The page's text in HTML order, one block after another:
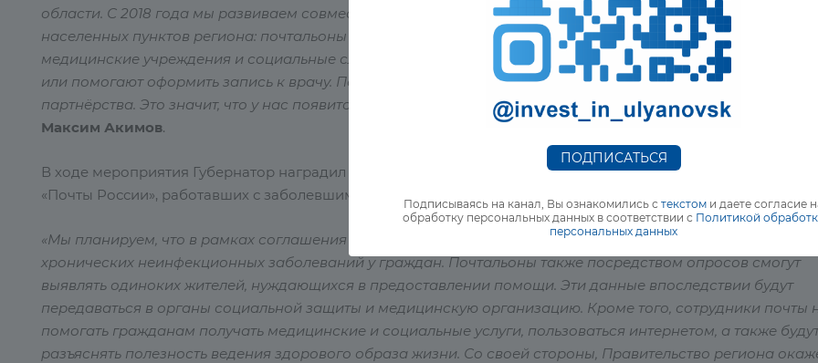
области. С 2018 года мы развиваем совместный проект по оказанию социальной помощи жителям
населенных пунктов региона: почтальоны проводят анкетирование, собирают данные для передачи в
медицинские учреждения и социальные службы, вызывают скорую помощь, если видят такую
или помогают оформить запись к врачу. Подписанное соглашение поможет расширить географию нашего
партнёрства. Это значит, что у нас появится возможность помочь еще большему числу людей», - сообщил
Максим Акимов.
В ходе мероприятия Губернатор наградил благодарственными письмами сотрудников регионального
«Почты России», работавших с заболевшими COVID-19 клиентами в апреле – июне 2020 года.
«Мы планируем, что в рамках соглашения «Почта России» начнёт проводить опросы на раннее выявление
хронических неинфекционных заболеваний у граждан. Почтальоны также посредством опросов смогут
выявлять одиноких жителей, нуждающихся в предоставлении помощи. Эти данные впоследствии будут
передаваться в органы социальной защиты и медицинскую организацию. Кроме того, сотрудники почты
помогать гражданам получать медицинские и социальные услуги, пользоваться интернетом, а также
разъяснять полезность ведения здорового образа жизни. Со своей стороны, Правительство региона
ПОДПИСАТЬСЯ
Подписываясь на канал, Вы ознакомились с текстом и даете согласие
обработку персональных данных в соответствии с Политикой
персональных данных